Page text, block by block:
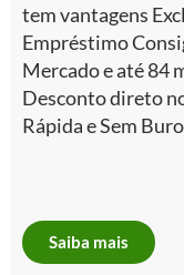
tem vantagens
Empréstimo
Mercado e até 84
Desconto direto
Rápida e Sem
Saiba mais